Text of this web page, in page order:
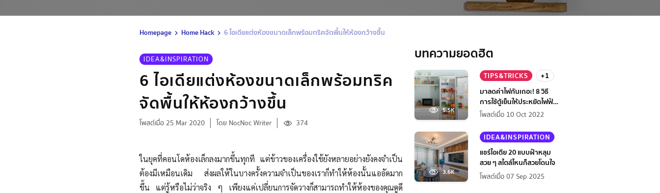
Homepage Home Hack 6 ไอเดียแต่งห้องขนาดเล็กพร้อมทริคจัดพื้นให้ห้องกว้างขึ้น
IDEA&INSPIRATION
6 ไอเดียแต่งห้องขนาดเล็กพร้อมทริค
จัดพื้นให้ห้องกว้างขึ้น
โพสต์เมื่อ 25 Mar 2020 โดย NocNoc Writer 374
ในยุคที่คอนโดห้องเล็กลงมากขึ้นทุกที แต่ข้าวของเครื่องใช้ยังหลายอย่างยังคงจำเป็น
ต้องมีเหมือนเดิม ส่งผลให้ในบางครั้งความจำเป็นของเราก็ทำให้ห้องนั้นแออัดมาก
ขึ้น แต่รู้หรือไม่ว่าจริง ๆ เพียงแค่เปลี่ยนการจัดวางก็สามารถทำให้ห้องของคุณดูดี
บทความยอดฮิต
5.5K
TIPS&TRICKS
+1
มาลดค่าไฟกันเถอะ! 8 วิธี
การใช้ตู้เย็นให้ประหยัดไฟฟ้า
กว่าเดิม
โพสต์เมื่อ 10 Oct 2022
3.6K
IDEA&INSPIRATION
แชร์ไอเดีย 20 แบบฝ้าหลุม
สวย ๆ สไตล์ไหนก็สวยโดนใจ
โพสต์เมื่อ 07 Sep 2025